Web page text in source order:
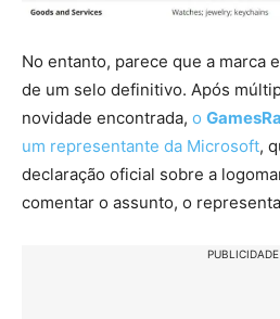
No entanto, parece que a marca
de um selo definitivo. Após
novidade encontrada, o
um representante da Microsoft,
declaração oficial sobre a
comentar o assunto, o
PUBLICIDADE